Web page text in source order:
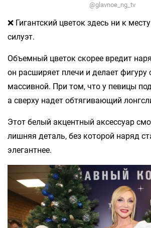
@glavnoe_ng_tv
❌ Гигантский цветок здесь ни к
силуэт.
Объемный цветок скорее вредит
он расширяет плечи и делает
массивной. При том, что у певицы
а сверху надет обтягивающий
Этот белый акцентный аксессуар
лишняя деталь, без которой наряд
элегантнее.